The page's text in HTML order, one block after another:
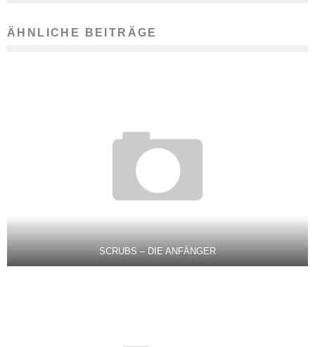
ÄHNLICHE BEITRÄGE
SCRUBS – DIE ANFÄNGER